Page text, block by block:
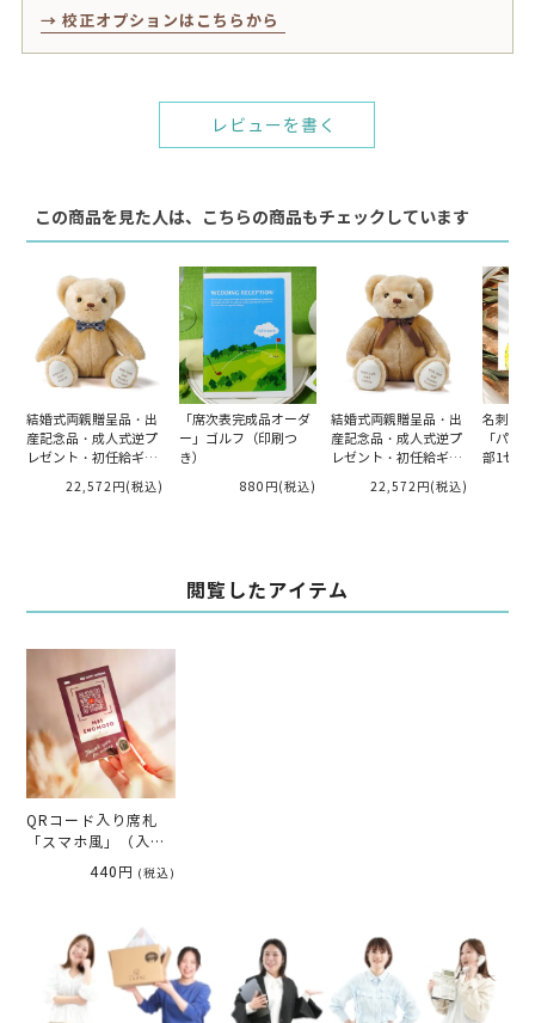
→ 校正オプションはこちらから
レビューを書く
この商品を見た人は、こちらの商品もチェックしています
結婚式両親贈呈品・出
産記念品・成人式逆プ
レゼント・初任給ギフ
ト・体重ベア・ウェイ
トベア「キャメリーマ
22,572円(税込)
「席次表完成品オーダ
ー」ゴルフ（印刷つ
き）
880円(税込)
結婚式両親贈呈品・出
産記念品・成人式逆プ
レゼント・初任給ギフ
ト・体重ベア・ウェイ
トベア「キャメリー リ
22,572円(税込)
名刺サ
「パイ
部1セッ
閲覧したアイテム
QRコード入り席札
「スマホ風」（入
力・印刷込)440円 (税込)